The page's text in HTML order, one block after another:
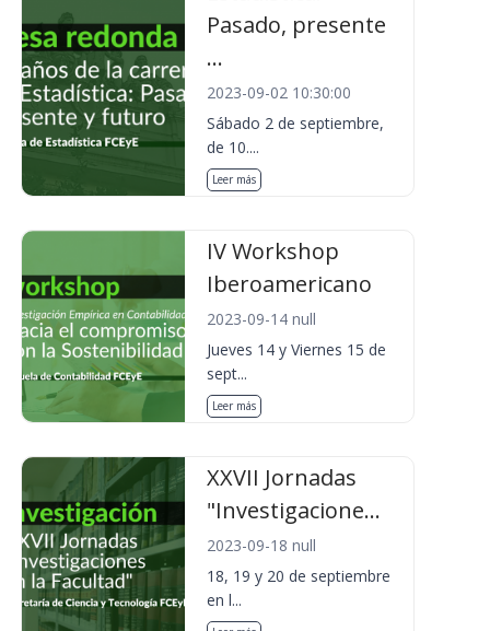
Pasado, presente
...
2023-09-02 10:30:00
Sábado 2 de septiembre,
de 10....
Leer más
IV Workshop
Iberoamericano
2023-09-14 null
Jueves 14 y Viernes 15 de
sept...
Leer más
XXVII Jornadas
"Investigacione...
2023-09-18 null
18, 19 y 20 de septiembre
en l...